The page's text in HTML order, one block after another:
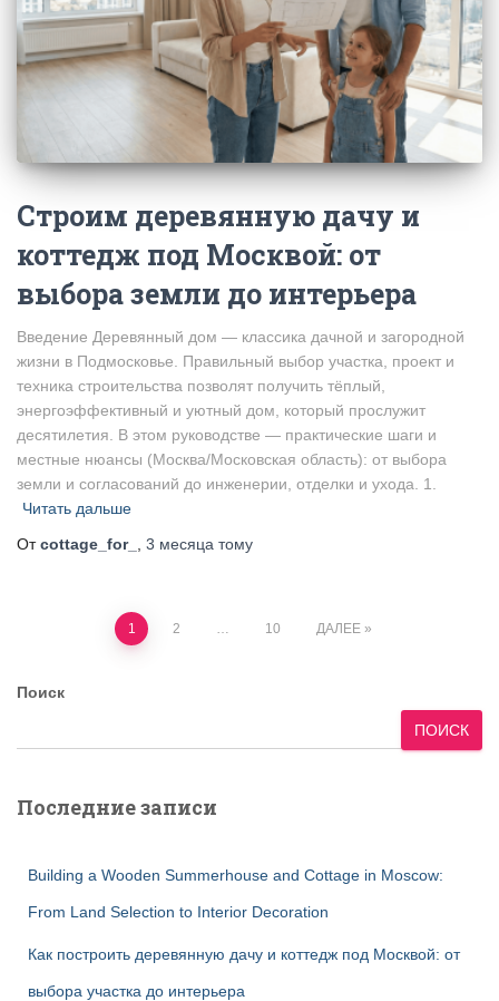
Строим деревянную дачу и
коттедж под Москвой: от
выбора земли до интерьера
Введение Деревянный дом — классика дачной и загородной
жизни в Подмосковье. Правильный выбор участка, проект и
техника строительства позволят получить тёплый,
энергоэффективный и уютный дом, который прослужит
десятилетия. В этом руководстве — практические шаги и
местные нюансы (Москва/Московская область): от выбора
земли и согласований до инженерии, отделки и ухода. 1.
Читать дальше
Отcottage_for_ 3 месяца тому
Пагинация
записей
1 2 … 10 ДАЛЕЕ
Поиск
ПОИСК
Последние записи
Building a Wooden Summerhouse and Cottage in Moscow:
From Land Selection to Interior Decoration
Как построить деревянную дачу и коттедж под Москвой: от
выбора участка до интерьера